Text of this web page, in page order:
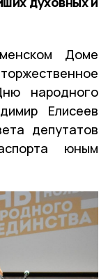
Доме
народного
Елисеев
депутатов
юным